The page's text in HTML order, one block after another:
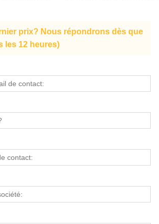
prix? Nous répondrons dès que
les 12 heures)